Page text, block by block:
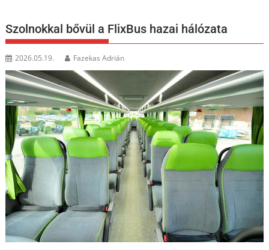
Szolnokkal bővül a FlixBus hazai hálózata
2026.05.19. Fazekas Adrián